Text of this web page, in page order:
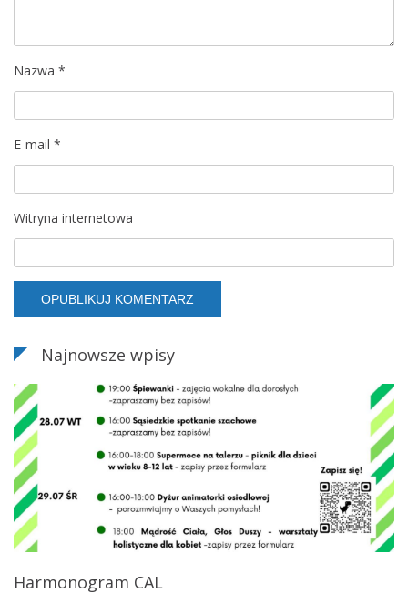
Nazwa *
E-mail *
Witryna internetowa
Najnowsze wpisy
Harmonogram CAL